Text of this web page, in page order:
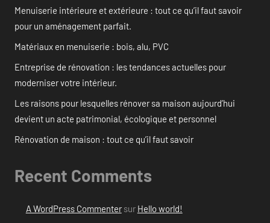
Menuiserie intérieure et extérieure : tout ce qu’il faut savoir
pour un aménagement parfait.
Matériaux en menuiserie : bois, alu, PVC
Entreprise de rénovation : les tendances actuelles pour
moderniser votre intérieur.
Les raisons pour lesquelles rénover sa maison aujourd’hui
devient un acte patrimonial, écologique et personnel
Rénovation de maison : tout ce qu’il faut savoir
Recent Comments
A WordPress Commentersur Hello world!